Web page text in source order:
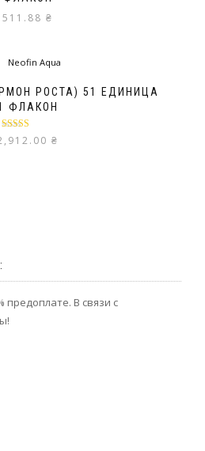
511.88 ₴
РОСТА) 51 ЕДИНИЦА
ФЛАКОН
Оценка5.00
из 5
₴
предоплате. В связи с